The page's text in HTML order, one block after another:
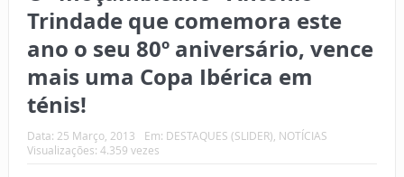
Trindade que comemora este
ano o seu 80º aniversário, vence
mais uma Copa Ibérica em
ténis!
Data: 25 Março, 2013 Em: DESTAQUES (SLIDER) NOTÍCIAS
Visualizações: 4.359 vezes